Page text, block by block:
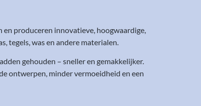
produceren innovatieve, hoogwaardige,
tegels, was en andere materialen.
gehouden – sneller en gemakkelijker.
ontwerpen, minder vermoeidheid en een